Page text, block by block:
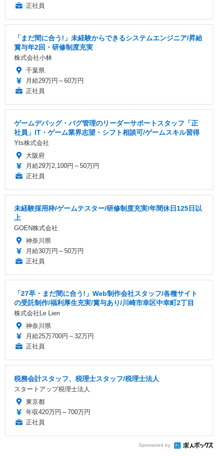
正社員
「まだ間に合う!」未経験からできるシステムエンジニア/昇給
賞与年2回・研修制度充実
株式会社小林
千葉県
月給29万円～60万円
正社員
ゲームデバッグ・バグ管理のリーダーサポートスタッフ「正
社員」IT・ゲーム業界志望・シフト相談可/ゲームスキル習得
Yts株式会社
大阪府
月給29万2,100円～50万円
正社員
未経験採用枠/ゲームテスター/研修制度充実/年間休日125日以
上
GOEN株式会社
神奈川県
月給30万円～50万円
正社員
「27卒・まだ間に合う!」Web制作会社スタッフ/各種サイト
の受託制作/福利厚生充実/賞与あり/川崎市幸区中幸町2丁目
株式会社Le Lien
神奈川県
月給25万700円～32万円
正社員
税務会計スタッフ、税理士スタッフ/税理士法人
スタートアップ税理士法人
東京都
年収420万円～700万円
正社員
Sponsored by